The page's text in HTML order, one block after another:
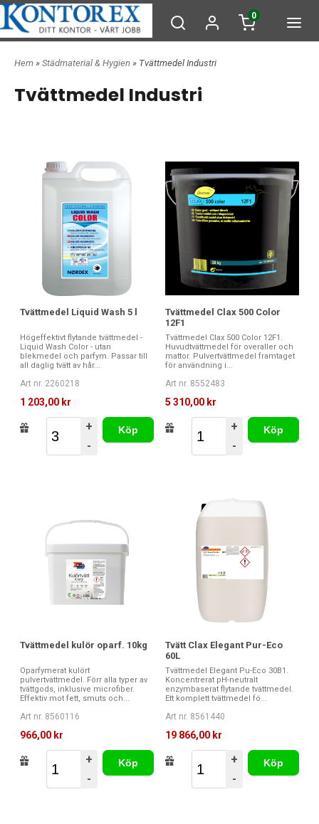
0
Hem » Städmaterial & Hygien » Tvättmedel Industri
Tvättmedel Industri
Tvättmedel Liquid Wash 5 l
Högeffektivt flytande tvättmedel -
Liquid Wash Color - utan
blekmedel och parfym. Passar till
all daglig tvätt av hår...
Art nr. 2260218
1 203,00 kr
+
-
Köp
Tvättmedel Clax 500 Color
12F1
Tvättmedel Clax 500 Color 12F1.
Huvudtvättmedel för overaller och
mattor. Pulvertvättmedel framtaget
för användning i...
Art nr. 8552483
5 310,00 kr
+
-
Köp
Tvättmedel kulör oparf. 10kg
Oparfymerat kulört
pulvertvättmedel. Förr alla typer av
tvättgods, inklusive microfiber.
Effektiv mot fett, smuts och...
Art nr. 8560116
966,00 kr
+
-
Köp
Tvätt Clax Elegant Pur-Eco
60L
Tvättmedel Elegant Pu-Eco 30B1.
Koncentrerat pH-neutralt
enzymbaserat flytande tvättmedel.
Ett komplett tvättmedel fö...
Art nr. 8561440
19 866,00 kr
+
-
Köp